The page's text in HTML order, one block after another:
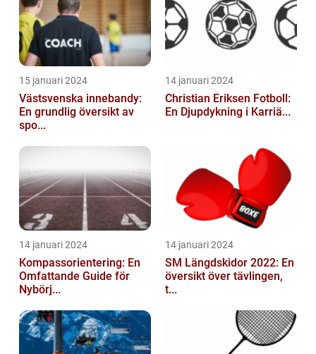
15 januari 2024
Västsvenska innebandy:
En grundlig översikt av
spo...
14 januari 2024
Christian Eriksen Fotboll:
En Djupdykning i Karriä...
14 januari 2024
Kompassorientering: En
Omfattande Guide för
Nybörj...
14 januari 2024
SM Längdskidor 2022: En
översikt över tävlingen,
t...